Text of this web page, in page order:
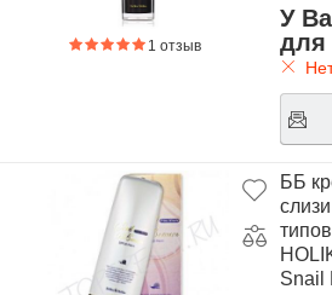
1 отзыв
У
для
ББ
Snail